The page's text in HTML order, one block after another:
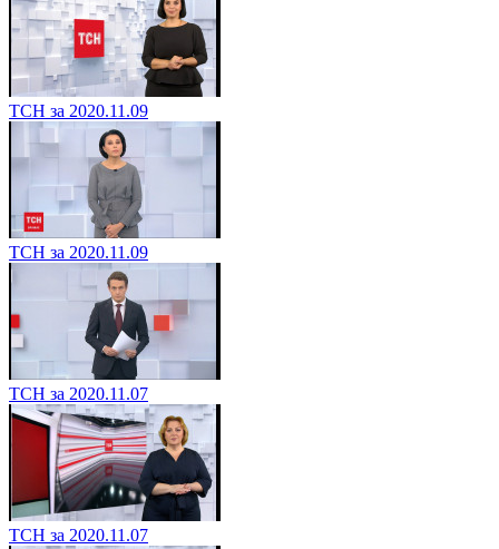
ТСН за 2020.11.09
ТСН за 2020.11.09
ТСН за 2020.11.07
ТСН за 2020.11.07